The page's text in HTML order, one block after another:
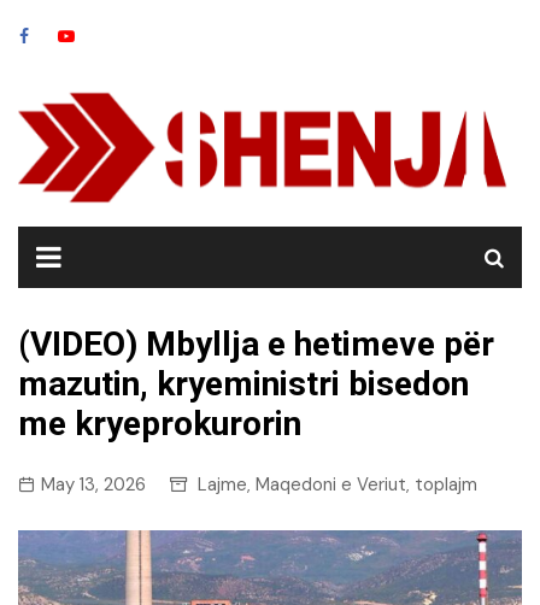
(VIDEO) Mbyllja e hetimeve për
mazutin, kryeministri bisedon
me kryeprokurorin
May 13, 2026 Lajme, Maqedoni e Veriut, toplajm